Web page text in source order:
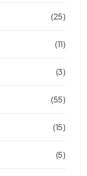
(25)
(11)
(3)
(55)
(15)
(5)